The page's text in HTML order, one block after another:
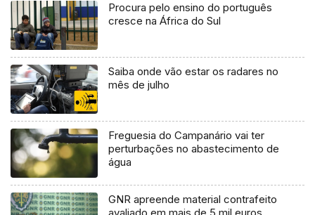
Procura pelo ensino do português
cresce na África do Sul
Saiba onde vão estar os radares no
mês de julho
Freguesia do Campanário vai ter
perturbações no abastecimento de
água
GNR apreende material contrafeito